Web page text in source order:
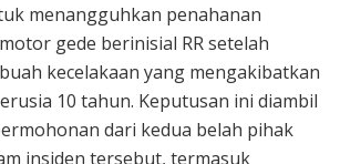
menangguhkan penahanan
gede berinisial RR setelah
kecelakaan yang mengakibatkan
10 tahun. Keputusan ini diambil
dari kedua belah pihak
insiden tersebut, termasuk